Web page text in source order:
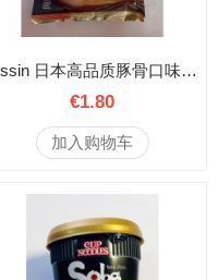
Nissin 日本高品质豚骨口味方便面 88.5克
€1.80
加入购物车